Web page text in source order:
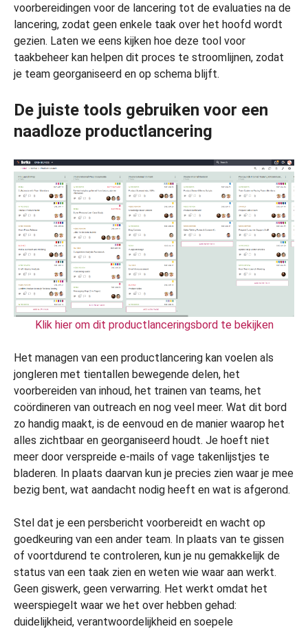
voorbereidingen voor de lancering tot de evaluaties na de
lancering, zodat geen enkele taak over het hoofd wordt
gezien. Laten we eens kijken hoe deze tool voor
taakbeheer kan helpen dit proces te stroomlijnen, zodat
je team georganiseerd en op schema blijft.
De juiste tools gebruiken voor een
naadloze productlancering
Klik hier om dit productlanceringsbord te bekijken
Het managen van een productlancering kan voelen als
jongleren met tientallen bewegende delen, het
voorbereiden van inhoud, het trainen van teams, het
coördineren van outreach en nog veel meer. Wat dit bord
zo handig maakt, is de eenvoud en de manier waarop het
alles zichtbaar en georganiseerd houdt. Je hoeft niet
meer door verspreide e-mails of vage takenlijstjes te
bladeren. In plaats daarvan kun je precies zien waar je mee
bezig bent, wat aandacht nodig heeft en wat is afgerond.
Stel dat je een persbericht voorbereidt en wacht op
goedkeuring van een ander team. In plaats van te gissen
of voortdurend te controleren, kun je nu gemakkelijk de
status van een taak zien en weten wie waar aan werkt.
Geen giswerk, geen verwarring. Het werkt omdat het
weerspiegelt waar we het over hebben gehad:
duidelijkheid, verantwoordelijkheid en soepele